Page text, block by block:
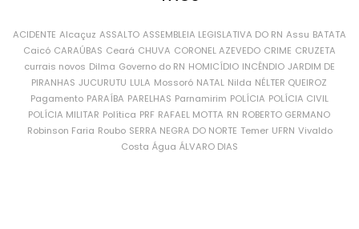
ACIDENTE Alcaçuz ASSALTO ASSEMBLEIA LEGISLATIVA DO RN Assu BATATA
Caicó CARAÚBAS Ceará CHUVA CORONEL AZEVEDO CRIME CRUZETA
currais novos Dilma Governo do RN HOMICÍDIO INCÊNDIO JARDIM DE
PIRANHAS JUCURUTU LULA Mossoró NATAL Nilda NÉLTER QUEIROZ
Pagamento PARAÍBA PARELHAS Parnamirim POLÍCIA POLÍCIA CIVIL
POLÍCIA MILITAR Política PRF RAFAEL MOTTA RN ROBERTO GERMANO
Robinson Faria Roubo SERRA NEGRA DO NORTE Temer UFRN Vivaldo
Costa Água ÁLVARO DIAS